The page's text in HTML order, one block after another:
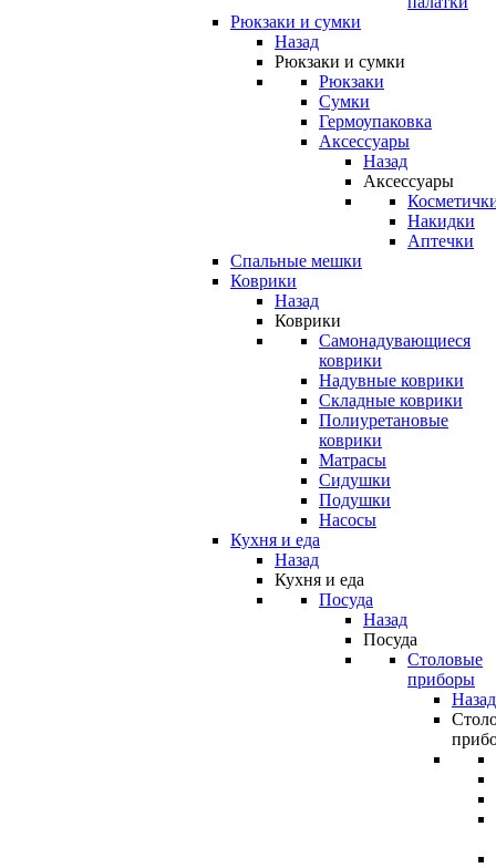
Рюкзаки и сумки
Назад
Рюкзаки и сумки
Рюкзаки
Сумки
Гермоупаковка
Аксессуары
Назад
Аксессуары
Накидки
Аптечки
Спальные мешки
Коврики
Назад
Коврики
Самонадувающиеся
коврики
Надувные коврики
Складные коврики
Полиуретановые
коврики
Матрасы
Сидушки
Подушки
Насосы
Кухня и еда
Назад
Кухня и еда
Посуда
Назад
Посуда
Столовые
приборы
Назад